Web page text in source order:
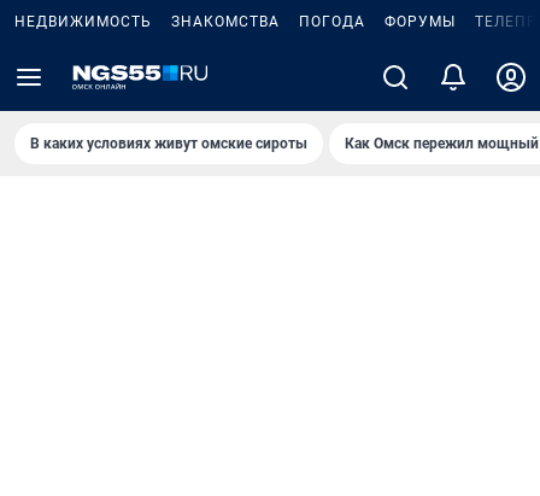
НЕДВИЖИМОСТЬ ЗНАКОМСТВА ПОГОДА ФОРУМЫ
В каких условиях живут омские сироты Как Омск пережил мощный